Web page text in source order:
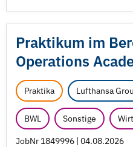
Praktikum im
Operations
Praktika Lufthansa
BWL Sonstige
JobNr 1849996 | 04.08.2026